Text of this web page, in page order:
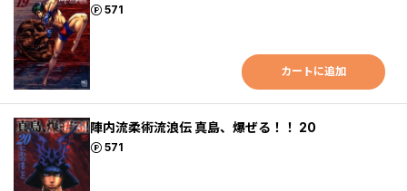
571
ポイント
カートに追加
陣内流柔術流浪伝 真島、爆ぜる！！ 20
571
ポイント